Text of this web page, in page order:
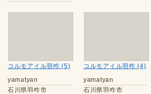
コルモアイル羽咋 (5)
yamatyan
石川県羽咋市
コルモアイル羽咋 (4)
yamatyan
石川県羽咋市